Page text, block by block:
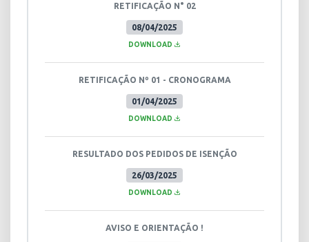
08/04/2025
RETIFICAÇÃO N° 02
DOWNLOAD
01/04/2025
RETIFICAÇÃO Nº 01 - CRONOGRAMA
DOWNLOAD
26/03/2025
RESULTADO DOS PEDIDOS DE ISENÇÃO
DOWNLOAD
AVISO E ORIENTAÇÃO !